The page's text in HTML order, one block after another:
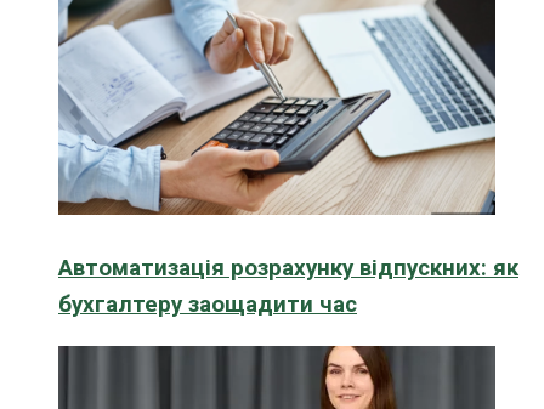
Автоматизація розрахунку відпускних: як
бухгалтеру заощадити час